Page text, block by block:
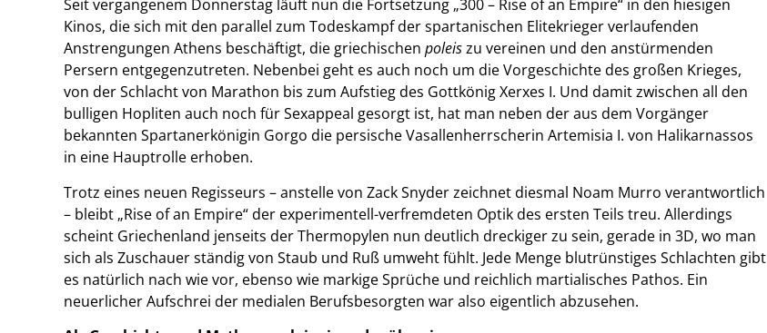
Seit vergangenem Donnerstag läuft nun die Fortsetzung „300 – Rise of an Empire“ in den hiesigen
Kinos, die sich mit den parallel zum Todeskampf der spartanischen Elitekrieger verlaufenden
Anstrengungen Athens beschäftigt, die griechischen poleiszu vereinen und den anstürmenden
Persern entgegenzutreten. Nebenbei geht es auch noch um die Vorgeschichte des großen Krieges,
von der Schlacht von Marathon bis zum Aufstieg des Gottkönig Xerxes I. Und damit zwischen all den
bulligen Hopliten auch noch für Sexappeal gesorgt ist, hat man neben der aus dem Vorgänger
bekannten Spartanerkönigin Gorgo die persische Vasallenherrscherin Artemisia I. von Halikarnassos
in eine Hauptrolle erhoben.
Trotz eines neuen Regisseurs – anstelle von Zack Snyder zeichnet diesmal Noam Murro verantwortlich
– bleibt „Rise of an Empire“ der experimentell-verfremdeten Optik des ersten Teils treu. Allerdings
scheint Griechenland jenseits der Thermopylen nun deutlich dreckiger zu sein, gerade in 3D, wo man
sich als Zuschauer ständig von Staub und Ruß umweht fühlt. Jede Menge blutrünstiges Schlachten gibt
es natürlich nach wie vor, ebenso wie markige Sprüche und reichlich martialisches Pathos. Ein
neuerlicher Aufschrei der medialen Berufsbesorgten war also eigentlich abzusehen.